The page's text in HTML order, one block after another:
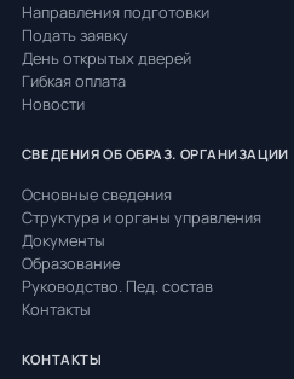
Направления подготовки
Подать заявку
День открытых дверей
Гибкая оплата
Новости
СВЕДЕНИЯ ОБ ОБРАЗ. ОРГАНИЗАЦИИ
Основные сведения
Структура и органы управления
Документы
Образование
Руководство. Пед. состав
Контакты
КОНТАКТЫ